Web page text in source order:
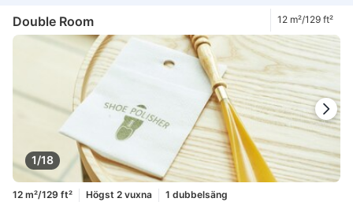
Double Room 12 m²/129 ft²
1/18
12 m²/129 ft² Högst 2 vuxna
1 dubbelsäng